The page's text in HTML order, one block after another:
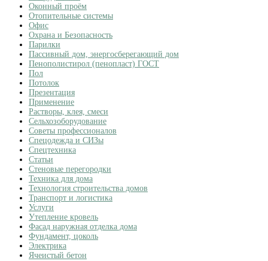
Оконный проём
Отопительные системы
Офис
Охрана и Безопасность
Парилки
Пассивный дом, энергосберегающий дом
Пенополистирол (пенопласт) ГОСТ
Пол
Потолок
Презентация
Применение
Растворы, клея, смеси
Сельхозоборудование
Советы профессионалов
Спецодежда и СИЗы
Спецтехника
Статьи
Стеновые перегородки
Техника для дома
Технология строительства домов
Транспорт и логистика
Услуги
Утепление кровель
Фасад наружная отделка дома
Фундамент, цоколь
Электрика
Ячеистый бетон